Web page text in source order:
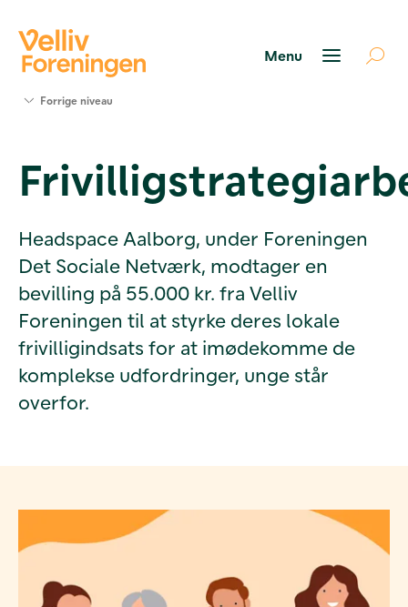
Værktøjer
og viden
Foreningen
Kontakt
os
Forrige niveau
Headspace Aalborg, under Foreningen
Det Sociale Netværk, modtager en
bevilling på 55.000 kr. fra Velliv
Foreningen til at styrke deres lokale
frivilligindsats for at imødekomme de
komplekse udfordringer, unge står
overfor.